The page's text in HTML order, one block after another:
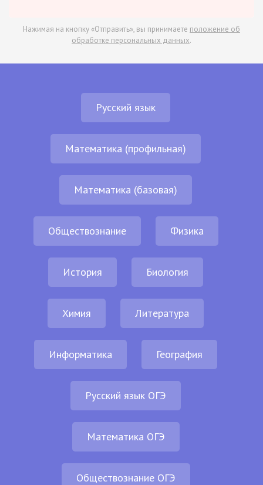
Нажимая на кнопку «Отправить», вы принимаете положение об
обработке персональных данных.
Русский язык
Математика (профильная)
Математика (базовая)
Обществознание Физика
История Биология
Химия Литература
Информатика География
Русский язык ОГЭ
Математика ОГЭ
Обществознание ОГЭ